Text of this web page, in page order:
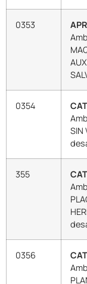
0353
0354
SIN
355
0356